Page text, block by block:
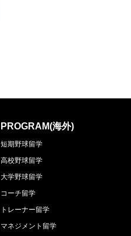
PROGRAM(海外)
短期野球留学
高校野球留学
大学野球留学
コーチ留学
トレーナー留学
マネジメント留学